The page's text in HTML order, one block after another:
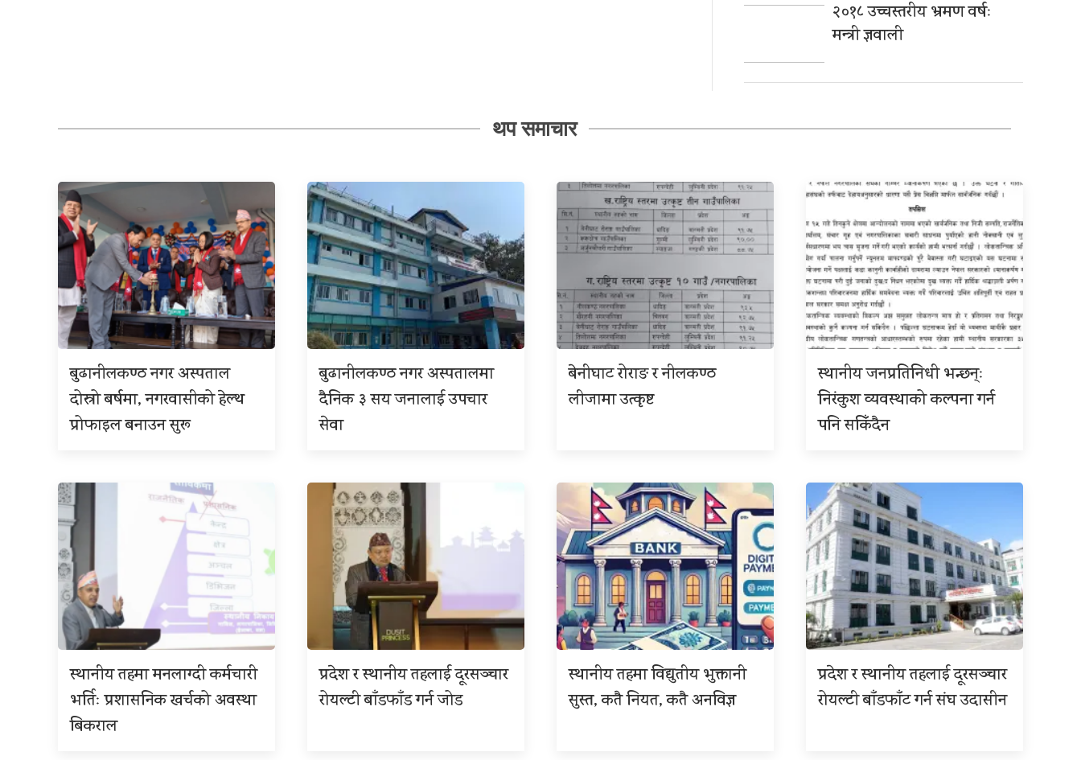
२०१८ उच्चस्तरीय भ्रमण वर्षः
मन्त्री ज्ञवाली
थप समाचार
बुढानीलकण्ठ नगर अस्पताल
दोस्रो बर्षमा, नगरवासीको हेल्थ
प्रोफाइल बनाउन सुरू
बुढानीलकण्ठ नगर अस्पतालमा
दैनिक ३ सय जनालाई उपचार
सेवा
बेनीघाट रोराङ र नीलकण्ठ
लीजामा उत्कृष्ट
स्थानीय जनप्रतिनिधी भन्छन्ः
निरंकुश व्यवस्थाको कल्पना गर्न
पनि सकिँदैन
स्थानीय तहमा मनलाग्दी कर्मचारी
भर्तिः प्रशासनिक खर्चको अवस्था
बिकराल
प्रदेश र स्थानीय तहलाई दूरसञ्चार
रोयल्टी बाँडफाँड गर्न जोड
स्थानीय तहमा विद्युतीय भुक्तानी
सुस्त, कतै नियत, कतै अनविज्ञ
प्रदेश र स्थानीय तहलाई दूरसञ्चार
रोयल्टी बाँडफाँट गर्न संघ उदासीन